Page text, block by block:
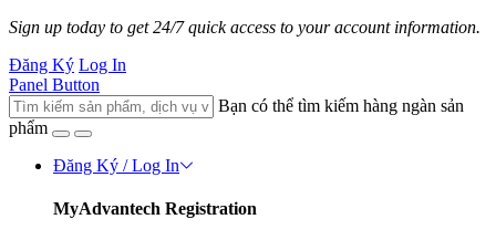
Sign up today to get 24/7 quick access to your account information.
Đăng Ký Log In
Panel Button
Bạn có thể tìm kiếm hàng ngàn sản
phẩm
Đăng Ký / Log In
MyAdvantech Registration